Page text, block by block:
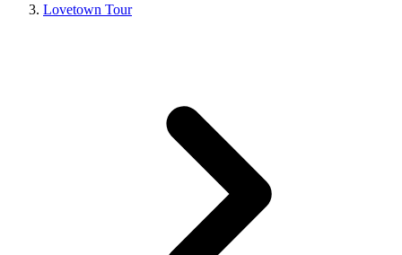
Lovetown Tour